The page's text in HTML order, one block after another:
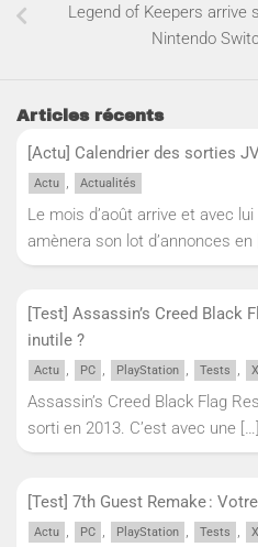
Legend of Keepers arrive
Nintendo
Articles récents
[Actu] Calendrier des sorties
Actu , Actualités
Le mois d’août arrive et avec
amènera son lot d’annonces en
[Test] Assassin’s Creed Black
inutile ?
Actu , PC , PlayStation , Tests ,
Assassin’s Creed Black Flag
sorti en 2013. C’est avec une […]
[Test] 7th Guest Remake :
Actu , PC , PlayStation , Tests ,